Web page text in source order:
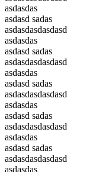
asdasdas
asdasd sadas
asdasdasdasdasd
asdasdas
asdasd sadas
asdasdasdasdasd
asdasdas
asdasd sadas
asdasdasdasdasd
asdasdas
asdasd sadas
asdasdasdasdasd
asdasdas
asdasd sadas
asdasdasdasdasd
asdasdas